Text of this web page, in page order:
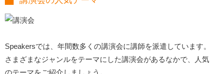
Speakersでは、年間数多くの講演会に講師を派遣しています。
さまざまなジャンルをテーマにした講演会があるなかで、人気
のテーマをご紹介しましょう。